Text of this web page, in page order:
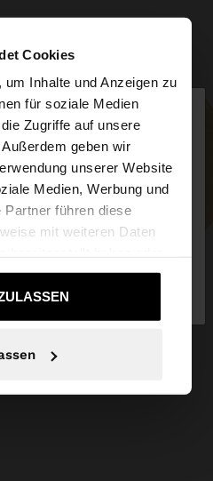
Cookies
Inhalte und Anzeigen zu
für soziale Medien
Zugriffe auf unsere
geben wir
unserer Website
Medien, Werbung und
führen diese
mit weiteren Daten
Nutzung der Dienste
auf die Website zu.
States Website
Ja, bringen Sie mich
zu United States